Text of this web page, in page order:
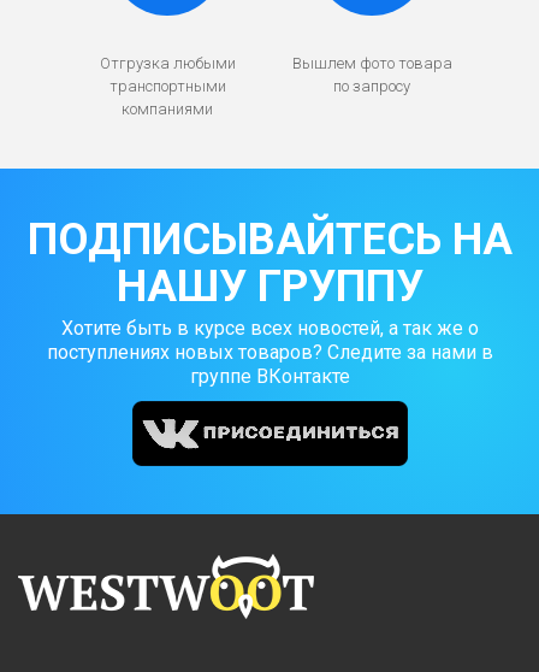
Отгрузка любыми
транспортными
компаниями
Вышлем фото товара
по запросу
ПОДПИСЫВАЙТЕСЬ НА
НАШУ ГРУППУ
Хотите быть в курсе всех новостей, а так же о
поступлениях новых товаров? Следите за нами в
группе ВКонтакте